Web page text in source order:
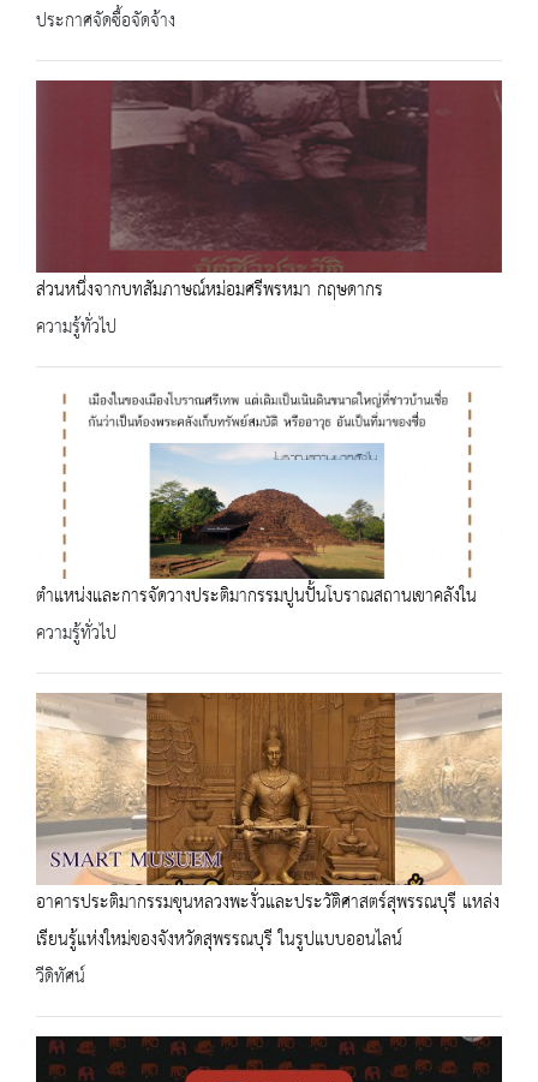
ประกาศจัดซื้อจัดจ้าง
ส่วนหนึ่งจากบทสัมภาษณ์หม่อมศรีพรหมา กฤษดากร
ความรู้ทั่วไป
ตำแหน่งและการจัดวางประติมากรรมปูนปั้นโบราณสถานเขาคลังใน
ความรู้ทั่วไป
อาคารประติมากรรมขุนหลวงพะงั่วและประวัติศาสตร์สุพรรณบุรี แหล่ง
เรียนรู้แห่งใหม่ของจังหวัดสุพรรณบุรี ในรูปแบบออนไลน์
วีดิทัศน์